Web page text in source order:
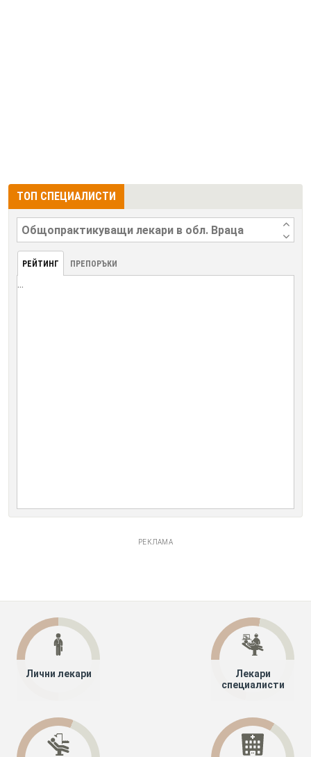
ТОП СПЕЦИАЛИСТИ
РЕЙТИНГ ПРЕПОРЪКИ
...
РЕКЛАМА
Лични лекари
Лекари
специалисти